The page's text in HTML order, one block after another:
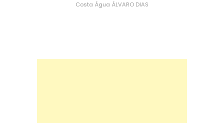
Costa Água ÁLVARO DIAS